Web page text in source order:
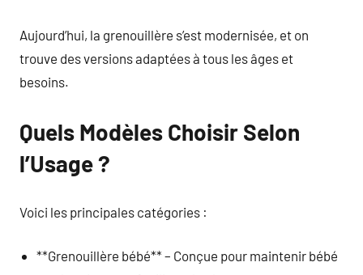
Aujourd’hui, la grenouillère s’est modernisée, et on
trouve des versions adaptées à tous les âges et
besoins.
Quels Modèles Choisir Selon
l’Usage ?
Voici les principales catégories :
**Grenouillère bébé** – Conçue pour maintenir bébé